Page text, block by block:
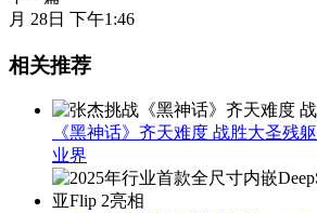
月 28日 下午1:46
相关推荐
《黑神话》齐天难度 战胜大圣残躯
业界